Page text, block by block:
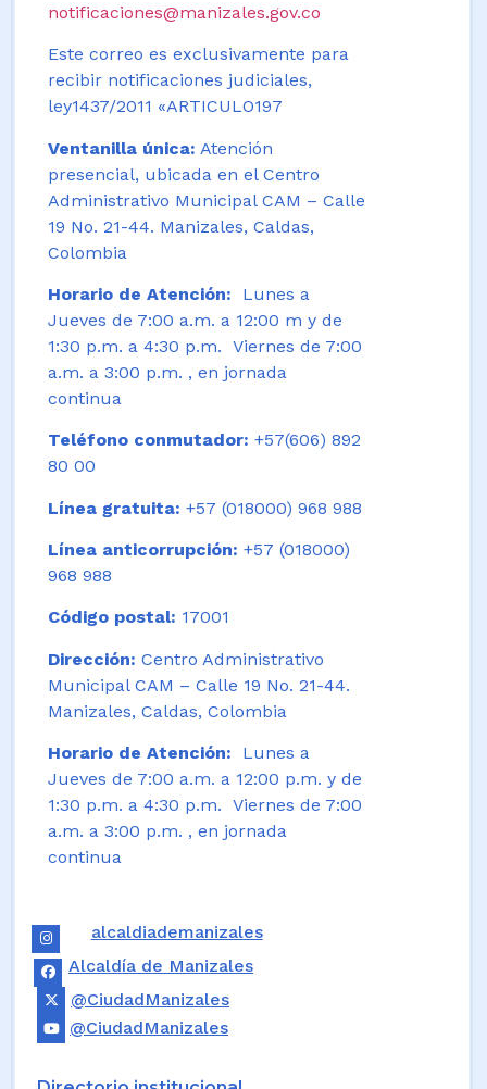
notificaciones@manizales.gov.co
Este correo es exclusivamente para
recibir notificaciones judiciales,
ley1437/2011 «ARTICULO197
Ventanilla única: Atención
presencial, ubicada en el Centro
Administrativo Municipal CAM – Calle
19 No. 21-44. Manizales, Caldas,
Colombia
Horario de Atención:
Lunes a
Jueves de 7:00 a.m. a 12:00 m y de
1:30 p.m. a 4:30 p.m. Viernes de 7:00
a.m. a 3:00 p.m. , en jornada
continua
Teléfono conmutador: +57(606) 892
80 00
Línea gratuita: +57 (018000) 968 988
Línea anticorrupción: +57 (018000)
968 988
Código postal: 17001
Dirección: Centro Administrativo
Municipal CAM – Calle 19 No. 21-44.
Manizales, Caldas, Colombia
Horario de Atención: Lunes a
Jueves de 7:00 a.m. a 12:00 p.m. y de
1:30 p.m. a 4:30 p.m. Viernes de 7:00
a.m. a 3:00 p.m. , en jornada
continua
alcaldiademanizales
Alcaldía de Manizales
@CiudadManizales
@CiudadManizales